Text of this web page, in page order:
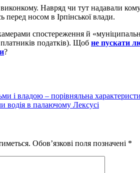
виконкому. Навряд чи тут надавали
носом в Ірпінської влади.
спостереження й
платників податків). Щоб не пускати
?
і владою – порівняльна
водія в палаючому Лексусі
Обов’язкові поля позначені *